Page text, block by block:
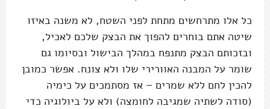
כל אלו מתרחשים מתחת לפני השטח, לא משנה באיזו
שיטה אתם בוחרים להפוך את הבצק שלכם לאכיל,
ובזכותם הבצק מתנפח במהלך הבישול ובסיומו גם
שומר על המבנה האוורירי שלו ולא צונח. אפשר כמובן
להכין לחם ללא שמרים – אז מסתמכים על כימיה
(סודה לשתיה שמגיבה לחומצה) ולא על ביולוגיה כדי